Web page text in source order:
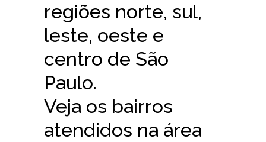
regiões norte, sul,
leste, oeste e
centro de São
Paulo.
Veja os bairros
atendidos na área